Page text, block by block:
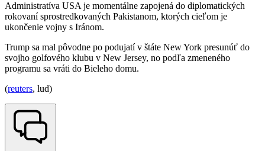
Administratíva USA je momentálne zapojená do diplomatických
rokovaní sprostredkovaných Pakistanom, ktorých cieľom je
ukončenie vojny s Iránom.
Trump sa mal pôvodne po podujatí v štáte New York presunúť do
svojho golfového klubu v New Jersey, no podľa zmeneného
programu sa vráti do Bieleho domu.
(reuters, lud)